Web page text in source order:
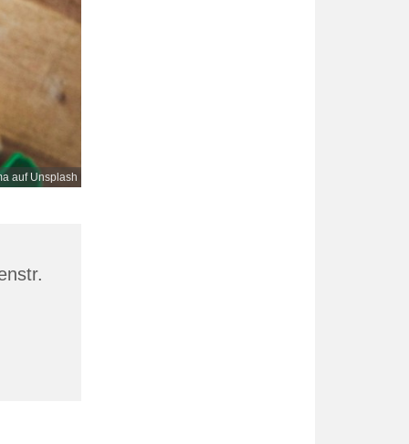
auf Unsplash